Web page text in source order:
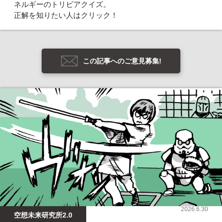
ネルギーのトリビアクイズ。
正解を知りたい人はクリック！
この記事へのご意見募集!
空想未来研究所2.0
2026.6.30